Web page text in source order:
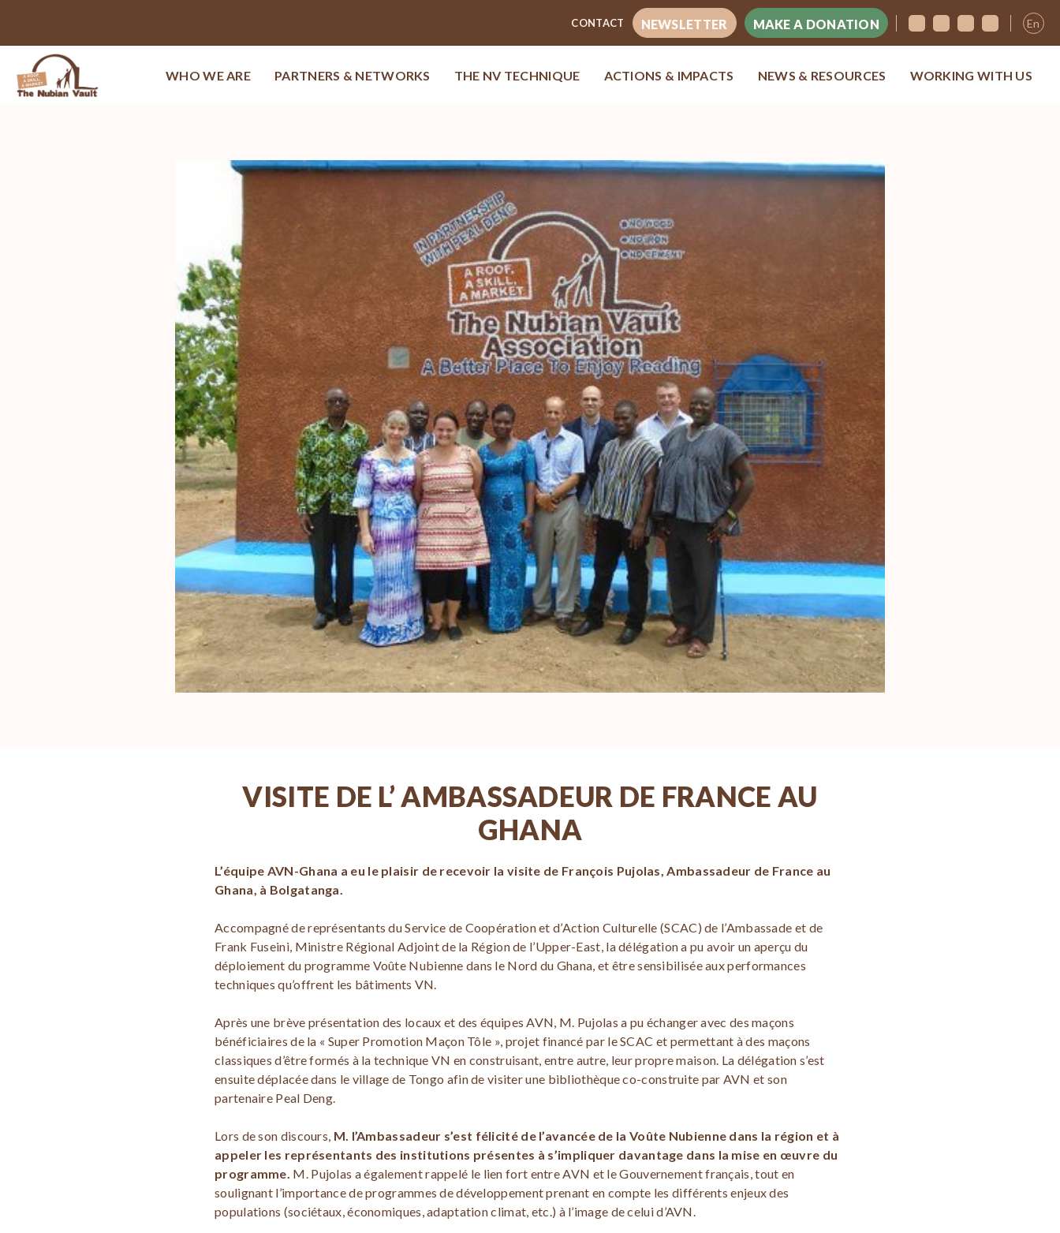
CONTACT NEWSLETTER MAKE A DONATION En
WHO WE ARE PARTNERS & NETWORKS THE NV TECHNIQUE ACTIONS & IMPACTS NEWS & RESOURCES WORKING WITH US
VISITE DE L’ AMBASSADEUR DE FRANCE AU
GHANA
L’équipe AVN-Ghana a eu le plaisir de recevoir la visite de François Pujolas, Ambassadeur de France au
Ghana, à Bolgatanga.
Accompagné de représentants du Service de Coopération et d’Action Culturelle (SCAC) de l’Ambassade et de
Frank Fuseini, Ministre Régional Adjoint de la Région de l’Upper-East, la délégation a pu avoir un aperçu du
déploiement du programme Voûte Nubienne dans le Nord du Ghana, et être sensibilisée aux performances
techniques qu’offrent les bâtiments VN.
Après une brève présentation des locaux et des équipes AVN, M. Pujolas a pu échanger avec des maçons
bénéficiaires de la « Super Promotion Maçon Tôle », projet financé par le SCAC et permettant à des maçons
classiques d’être formés à la technique VN en construisant, entre autre, leur propre maison. La délégation s’est
ensuite déplacée dans le village de Tongo afin de visiter une bibliothèque co-construite par AVN et son
partenaire Peal Deng.
Lors de son discours, M. l’Ambassadeur s’est félicité de l’avancée de la Voûte Nubienne dans la région et à
appeler les représentants des institutions présentes à s’impliquer davantage dans la mise en œuvre du
programme. M. Pujolas a également rappelé le lien fort entre AVN et le Gouvernement français, tout en
soulignant l’importance de programmes de développement prenant en compte les différents enjeux des
populations (sociétaux, économiques, adaptation climat, etc.) à l’image de celui d’AVN.